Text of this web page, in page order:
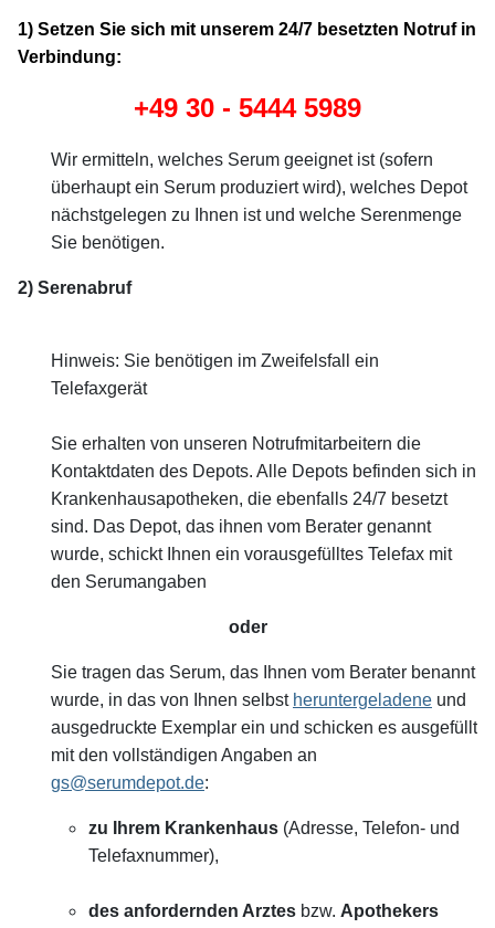
1) Setzen Sie sich mit unserem 24/7 besetzten Notruf in
Verbindung:
+49 30 - 5444 5989
Wir ermitteln, welches Serum geeignet ist (sofern
überhaupt ein Serum produziert wird), welches Depot
nächstgelegen zu Ihnen ist und welche Serenmenge
Sie benötigen.
2) Serenabruf
Hinweis: Sie benötigen im Zweifelsfall ein
Telefaxgerät
Sie erhalten von unseren Notrufmitarbeitern die
Kontaktdaten des Depots. Alle Depots befinden sich in
Krankenhausapotheken, die ebenfalls 24/7 besetzt
sind. Das Depot, das ihnen vom Berater genannt
wurde, schickt Ihnen ein vorausgefülltes Telefax mit
den Serumangaben
oder
Sie tragen das Serum, das Ihnen vom Berater benannt
wurde, in das von Ihnen selbst heruntergeladene und
ausgedruckte Exemplar ein und schicken es ausgefüllt
mit den vollständigen Angaben an
gs@serumdepot.de:
zu Ihrem Krankenhaus (Adresse, Telefon- und
Telefaxnummer),
des anfordernden Arztes bzw. Apothekers